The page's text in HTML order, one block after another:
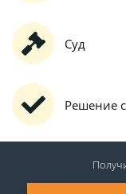
Суд
Решение